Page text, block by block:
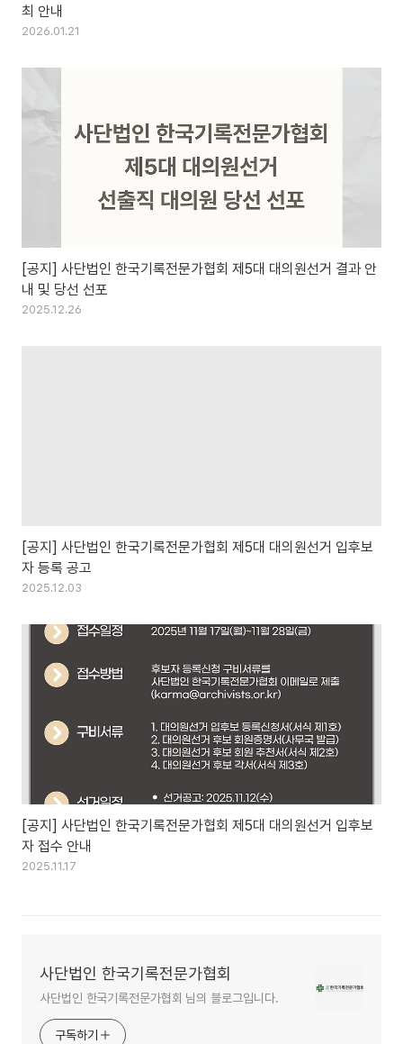
최 안내
2026.01.21
[공지] 사단법인 한국기록전문가협회 제5대 대의원선거 결과 안
내 및 당선 선포
2025.12.26
[공지] 사단법인 한국기록전문가협회 제5대 대의원선거 입후보
자 등록 공고
2025.12.03
[공지] 사단법인 한국기록전문가협회 제5대 대의원선거 입후보
자 접수 안내
2025.11.17
사단법인 한국기록전문가협회
사단법인 한국기록전문가협회 님의 블로그입니다.
구독하기